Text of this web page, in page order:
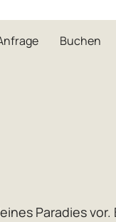
Buchen
Paradies